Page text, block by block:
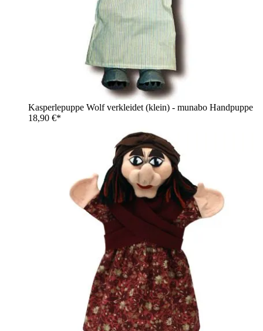
Kasperlepuppe Wolf verkleidet (klein) - munabo Handpuppe
18,90 €*